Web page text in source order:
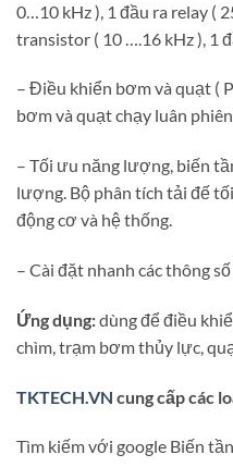
0…10 kHz ), 1 đầu ra relay (
transistor ( 10 ….16 kHz ), 1
– Điều khiển bơm và quạt (
bơm và quạt chạy luân
– Tối ưu năng lượng, biến
lượng. Bộ phân tích tải đế
động cơ và hệ thống.
– Cài đặt nhanh các thông
Ứng dụng:dùng để điều
chìm, trạm bơm thủy lực,
TKTECH.VN cung cấp các
Tìm kiếm với google Biến